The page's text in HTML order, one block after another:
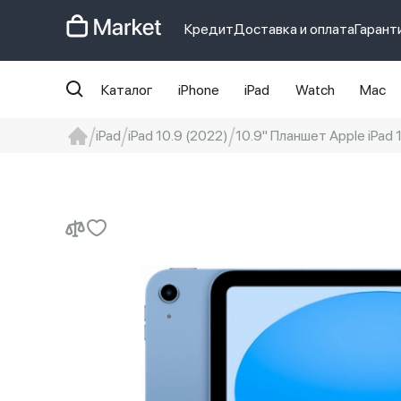
КредитДоставка и оплата
Каталог iPhone iPad Watch Mac
iPad iPad 10.9 (2022) 10.9" Планшет Apple iPad